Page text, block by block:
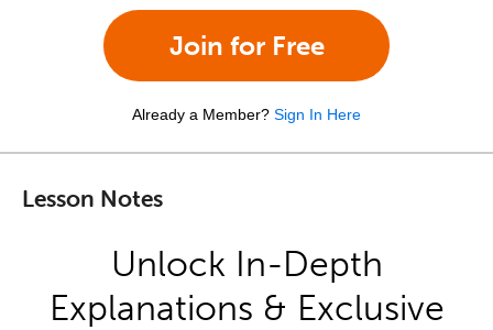
Join for Free
Already a Member? Sign In Here
Lesson Notes
Unlock In-Depth
Explanations & Exclusive